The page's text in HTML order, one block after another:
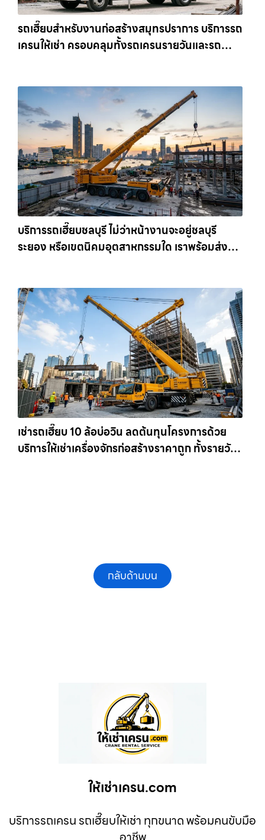
รถเฮี๊ยบสำหรับงานก่อสร้างสมุทรปราการ บริการรถ
เครนให้เช่า ครอบคลุมทั้งรถเครนรายวันและรถ
บริการรถเฮี๊ยบชลบุรี ไม่ว่าหน้างานจะอยู่ชลบุรี
ระยอง หรือเขตนิคมอุตสาหกรรมใด เราพร้อมส่งรถ
เช่ารถเฮี๊ยบ 10 ล้อบ่อวิน ลดต้นทุนโครงการด้วย
บริการให้เช่าเครื่องจักรก่อสร้างราคาถูก ทั้งรายวัน
กลับด้านบน
ให้เช่าเครน.com
บริการรถเครน รถเฮี๊ยบให้เช่า ทุกขนาด พร้อมคนขับมือ